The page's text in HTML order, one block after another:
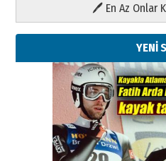
🖊 En Az Onlar
YENİ